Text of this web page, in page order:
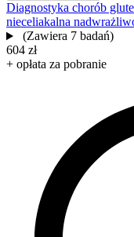
Diagnostyka chorób
nieceliakalna
(Zawiera 7 badań)
604 zł
+ opłata za pobranie